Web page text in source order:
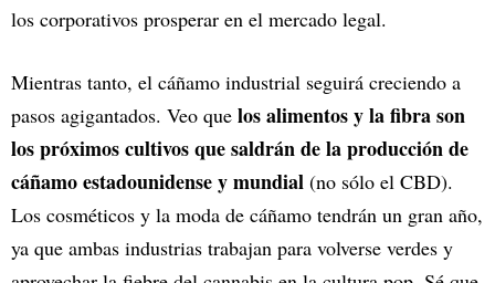
los corporativos prosperar en el mercado legal.
Mientras tanto, el cáñamo industrial seguirá creciendo a
pasos agigantados. Veo que los alimentos y la fibra son
los próximos cultivos que saldrán de la producción de
cáñamo estadounidense y mundial (no sólo el CBD).
Los cosméticos y la moda de cáñamo tendrán un gran año,
ya que ambas industrias trabajan para volverse verdes y